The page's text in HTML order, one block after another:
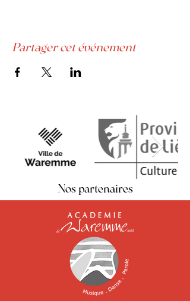
Partager cet événement
Nos partenaires